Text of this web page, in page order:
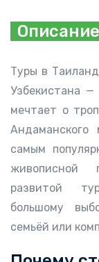
Туры в
Узбекистана
мечтает о
Андаманского
самым
живописной
развитой
большому
семьёй или